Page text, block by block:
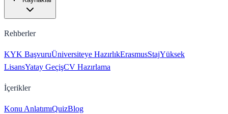
Rehberler
KYK BaşvuruÜniversiteye HazırlıkErasmusStajYüksek
LisansYatay GeçişCV Hazırlama
İçerikler
Konu AnlatımıQuizBlog